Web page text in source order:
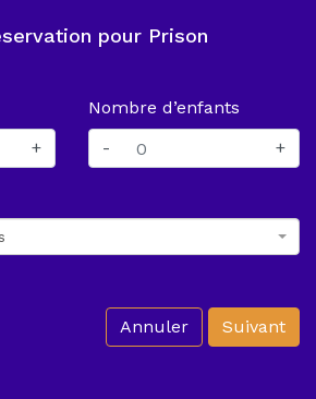
pour Prison
+
Nombre d’enfants
-
+
Annuler Suivant